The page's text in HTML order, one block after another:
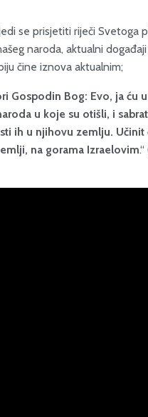
se prisjetiti riječi Svetoga
naroda, aktualni
čine iznova aktualnim;
Gospodin Bog: Evo, ja ću
u koje su otišli, i
ih u njihovu zemlju.
na gorama Izraelovim